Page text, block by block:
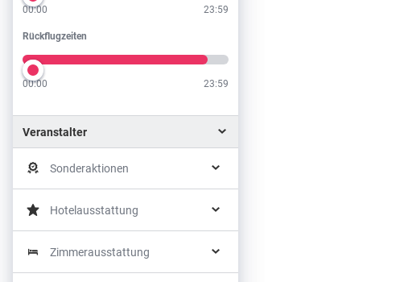
00:00 23:59
Rückflugzeiten
Rückflugzeiten
00:00 23:59
Veranstalter
Sonderaktionen
Hotelausstattung
Zimmerausstattung